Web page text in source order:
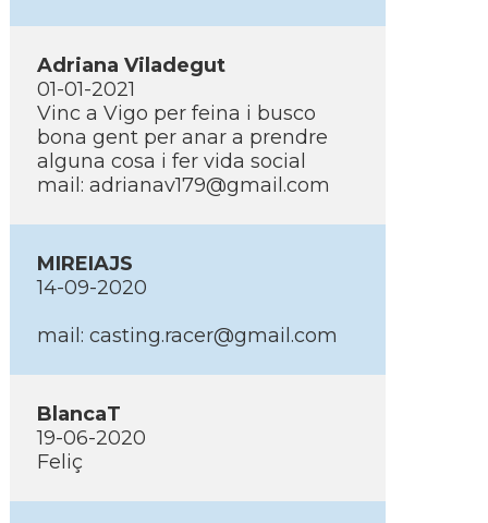
Adriana Viladegut
01-01-2021
Vinc a Vigo per feina i busco
bona gent per anar a prendre
alguna cosa i fer vida social
mail: adrianav179@gmail.com
MIREIAJS
14-09-2020
mail: casting.racer@gmail.com
BlancaT
19-06-2020
Feliç